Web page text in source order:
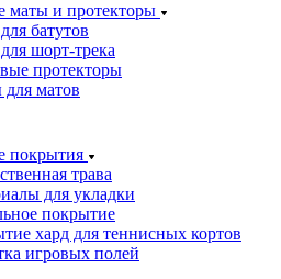
маты и протекторы
батутов
шорт-трека
протекторы
матов
покрытия
трава
для укладки
покрытие
хард для теннисных кортов
игровых полей